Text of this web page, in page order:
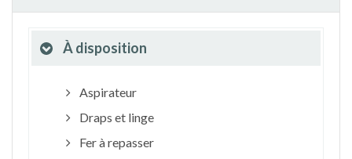
À disposition
Aspirateur
Draps et linge
Fer à repasser